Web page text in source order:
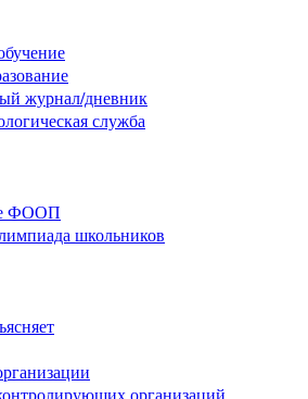
журнал/дневник
служба
ФООП
школьников
организаций